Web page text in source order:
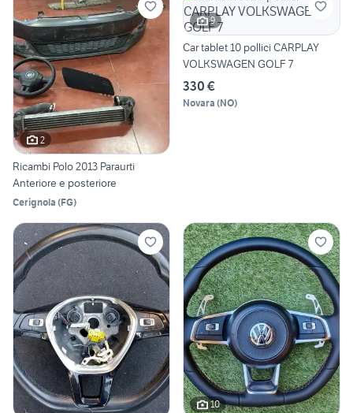
2
Ricambi Polo 2013 Paraurti
Anteriore e posteriore
Cerignola (FG)
9
Car tablet 10 pollici CARPLAY
VOLKSWAGEN GOLF 7
330 €
Novara (NO)
10